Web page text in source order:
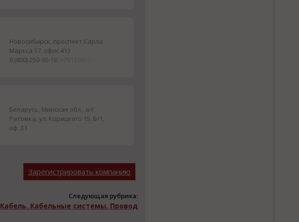
Новосибирск, проспект Карла
Маркса 57, офис 413
8 (800) 250-90-18; +79139850719
Беларусь, Минская обл., а/г
Ратомка, ул. Корицкого 15, Б/1,
оф. 31
Зарегистрировать компанию
Следующая рубрика:
Кабель. Кабельные системы. Провод